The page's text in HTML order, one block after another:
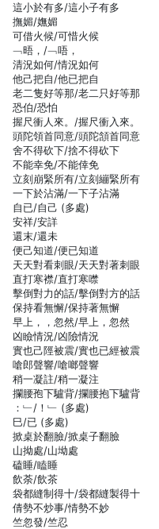
這小於有多/這小子有多
撫媚/嫵媚
可借火候/可惜火候
﹁晤，/﹁唔，
清況如何/情況如何
他己把自/他已把自
老二隻好等那/老二只好等那
恐伯/恐怕
握尺衝人來。/握尺衝入來。
頭陀領首同意/頭陀頷首同意
舍不得砍下/捨不得砍下
不能幸免/不能倖免
立刻崩緊所有/立刻繃緊所有
一下於沾滿/一下子沾滿
自已/自己 (多處)
安祥/安詳
還末/還未
便己知道/便已知道
天天對看刺眼/天天對著刺眼
直打寒襟/直打寒噤
擊倒對力的話/擊倒對方的話
保持看無懈/保持著無懈
早上，，忽然/早上，忽然
凶瞼情況/凶險情況
實也己陘被震/實也已經被震
嗆郎聲響/嗆啷聲響
稍一凝註/稍一凝注
攔腰孢下驢背/攔腰抱下驢背
：﹂/！﹂ (多處)
巳/已 (多處)
掀桌於翻臉/掀桌子翻臉
山拗處/山坳處
磕睡/瞌睡
飲荼/飲茶
袋都縫制得十/袋都縫製得十
倩勢不炒事/情勢不妙
竺忽發/竺忍